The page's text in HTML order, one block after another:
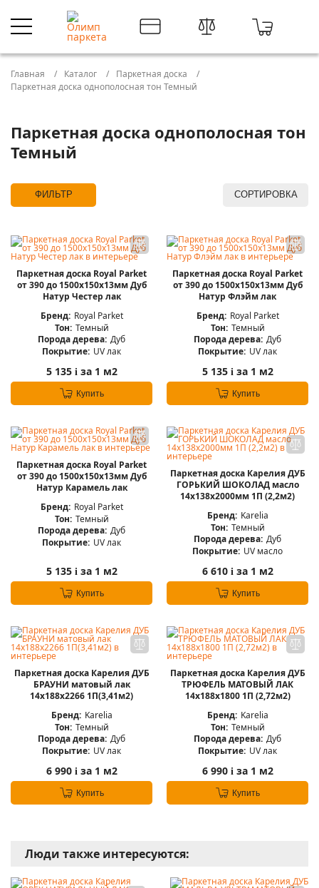
Главная Каталог
Паркетная доска
Паркетная доска однополосная тон Темный
Паркетная доска однополосная тон
Темный
ФИЛЬТР СОРТИРОВКА
Паркетная доска Royal Parket
от 390 до 1500х150х13мм Дуб
Натур Честер лак
Бренд: Royal Parket
Тон: Темный
Порода дерева: Дуб
Покрытие: UV лак
5 135 iза 1 м2
Купить
Паркетная доска Royal Parket
от 390 до 1500х150х13мм Дуб
Натур Флэйм лак
Бренд: Royal Parket
Тон: Темный
Порода дерева: Дуб
Покрытие: UV лак
5 135 iза 1 м2
Купить
Паркетная доска Royal Parket
от 390 до 1500х150х13мм Дуб
Натур Карамель лак
Бренд: Royal Parket
Тон: Темный
Порода дерева: Дуб
Покрытие: UV лак
5 135 iза 1 м2
Купить
Паркетная доска Карелия ДУБ
ГОРЬКИЙ ШОКОЛАД масло
14x138x2000мм 1П (2,2м2)
Бренд: Karelia
Тон: Темный
Порода дерева: Дуб
Покрытие: UV масло
6 610 iза 1 м2
Купить
Паркетная доска Карелия ДУБ
БРАУНИ матовый лак
14x188x2266 1П(3,41м2)
Бренд: Karelia
Тон: Темный
Порода дерева: Дуб
Покрытие: UV лак
6 990 iза 1 м2
Купить
Паркетная доска Карелия ДУБ
ТРЮФЕЛЬ МАТОВЫЙ ЛАК
14x188x1800 1П (2,72м2)
Бренд: Karelia
Тон: Темный
Порода дерева: Дуб
Покрытие: UV лак
6 990 iза 1 м2
Купить
Люди также интересуются: